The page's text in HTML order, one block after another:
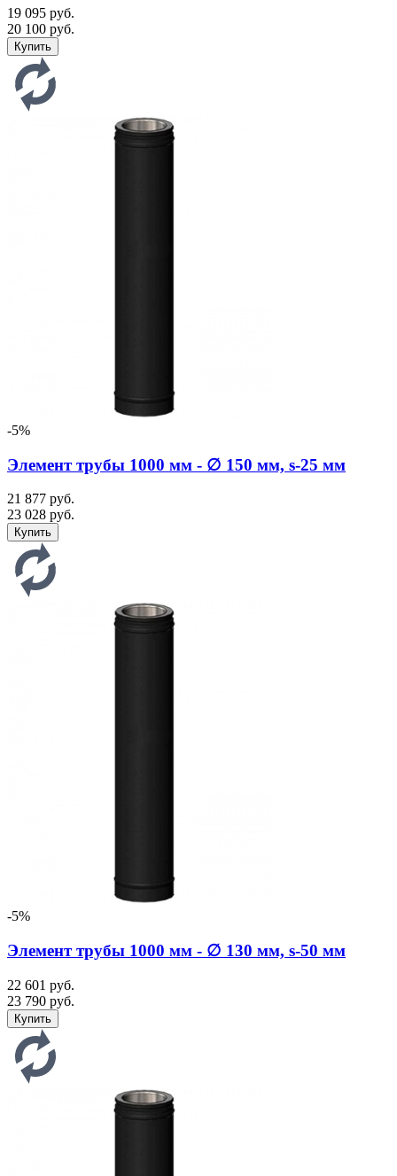
19 095 руб.
20 100 руб.
-5%
Элемент трубы 1000 мм - ∅ 150 мм, s-25 мм
21 877 руб.
23 028 руб.
-5%
Элемент трубы 1000 мм - ∅ 130 мм, s-50 мм
22 601 руб.
23 790 руб.